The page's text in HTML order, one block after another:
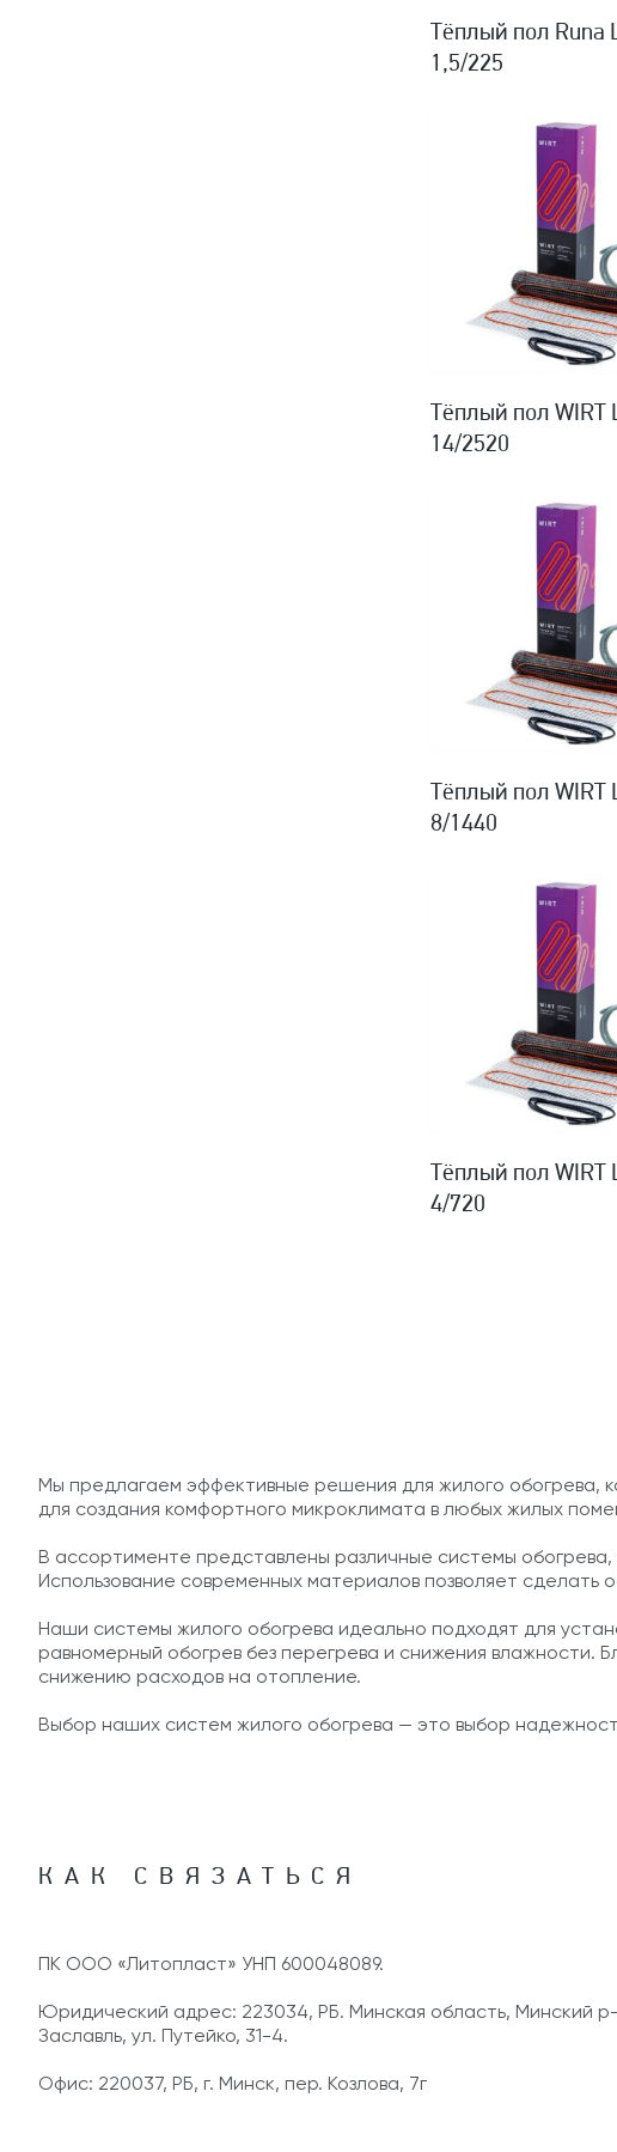
Тёплый пол Runa
1,5/225
Тёплый пол WIRT
14/2520
Тёплый пол WIRT
8/1440
Тёплый пол WIRT
4/720
Мы предлагаем эффективные решения для жилого
для создания комфортного микроклимата в любых жилых
В ассортименте представлены различные системы
Использование современных материалов позволяет
Наши системы жилого обогрева идеально подходят для
равномерный обогрев без перегрева и снижения влажности.
снижению расходов на отопление.
Выбор наших систем жилого обогрева — это выбор
КАК СВЯЗАТЬСЯ
ПК ООО «Литопласт» УНП 600048089.
Юридический адрес: 223034, РБ. Минская область, Минский р-
Заславль, ул. Путейко, 31-4.
Офис: 220037, РБ, г. Минск, пер. Козлова, 7г